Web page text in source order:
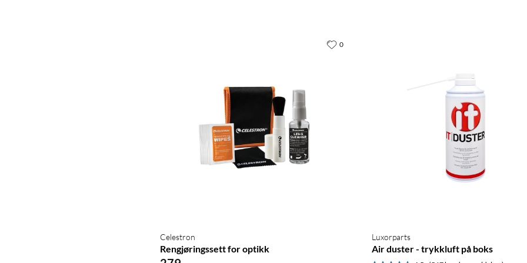
Celestron
Rengjøringssett for optikk
0
Luxorparts
Air duster - trykkluft på boks